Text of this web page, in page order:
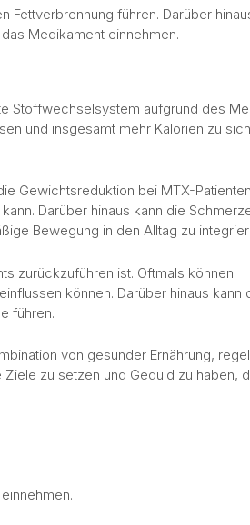
führen. Darüber
Medikament einnehmen.
Stoffwechselsystem aufgrund des
und insgesamt mehr Kalorien zu
Gewichtsreduktion bei MTX-
Darüber hinaus kann die
Bewegung in den Alltag zu
zurückzuführen ist. Oftmals können
können. Darüber hinaus kann
führen.
von gesunder Ernährung,
zu setzen und Geduld zu haben,